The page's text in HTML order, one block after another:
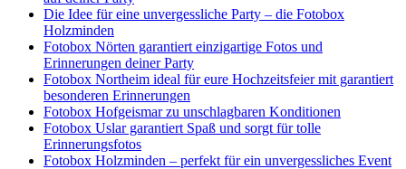
Die Idee für eine unvergessliche Party – die Fotobox
Holzminden
Fotobox Nörten garantiert einzigartige Fotos und
Erinnerungen deiner Party
Fotobox Northeim ideal für eure Hochzeitsfeier mit garantiert
besonderen Erinnerungen
Fotobox Hofgeismar zu unschlagbaren Konditionen
Fotobox Uslar garantiert Spaß und sorgt für tolle
Erinnerungsfotos
Fotobox Holzminden – perfekt für ein unvergessliches Event